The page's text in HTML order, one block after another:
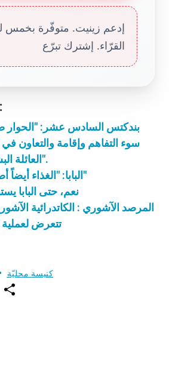
إدعم زينيت. متوفّرة بخمس
القرّاء. إشترك تبرّع
بندكتس السادس عشر:
سوء التفاهم وإقامة والتعاون
العائلة البشرية المشترك".
البابا: "الغذاء أيضاً أصبح محور تأمل"
نعم، حتى البابا
المرصد الآشوري : الكاتدرائية
تتعرض
كنيسة محليّة
w